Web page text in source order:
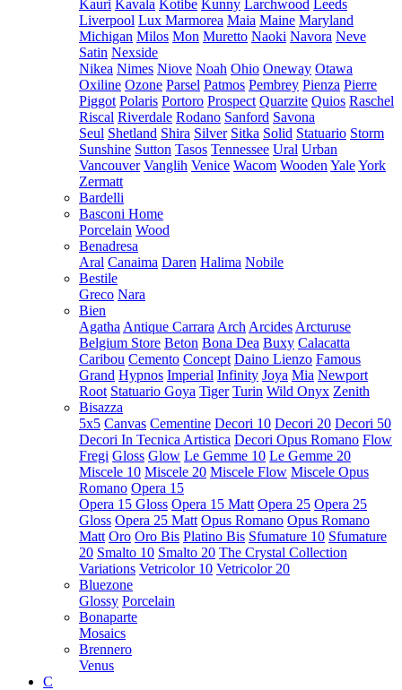
Kauri Kavala Kotibe Kunny Larchwood Leeds
Liverpool Lux Marmorea Maia Maine Maryland
Michigan Milos Mon Muretto Naoki Navora Neve
Satin Nexside
Nikea Nimes Niove Noah Ohio Oneway Otawa
Oxiline Ozone Parsel Patmos Pembrey Pienza Pierre
Piggot Polaris Portoro Prospect Quarzite Quios Raschel
Riscal Riverdale Rodano Sanford Savona
Seul Shetland Shira Silver Sitka Solid Statuario Storm
Sunshine Sutton Tasos Tennessee Ural Urban
Vancouver Vanglih Venice Wacom Wooden YaleYork
Zermatt
Bardelli
Basconi Home
Porcelain Wood
Benadresa
Aral Canaima Daren Halima Nobile
Bestile
Greco Nara
Bien
Agatha Antique Carrara Arch Arcides Arcturuse
Belgium Store Beton Bona Dea Buxy Calacatta
Caribou Cemento Concept Daino Lienzo Famous
Grand Hypnos Imperial Infinity Joya Mia Newport
Root Statuario Goya Tiger Turin Wild Onyx Zenith
Bisazza
5x5 Canvas Cementine Decori 10 Decori 20 Decori 50
Decori In Tecnica Artistica Decori Opus Romano Flow
Fregi Gloss Glow Le Gemme 10 Le Gemme 20
Miscele 10 Miscele 20 Miscele Flow Miscele Opus
Romano Opera 15
Opera 15 Gloss Opera 15 Matt Opera 25 Opera 25
Gloss Opera 25 Matt Opus Romano Opus Romano
Matt Oro Oro Bis Platino Bis Sfumature 10 Sfumature
20 Smalto 10 Smalto 20 The Crystal Collection
Variations Vetricolor 10 Vetricolor 20
Bluezone
Glossy Porcelain
Bonaparte
Mosaics
Brennero
Venus
C